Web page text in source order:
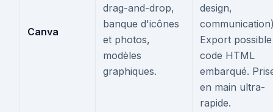
Canva
drag-and-drop,
banque d'icônes
et photos,
modèles
graphiques.
design,
Export
code HTML
embarqué.
en main ultra-
rapide.